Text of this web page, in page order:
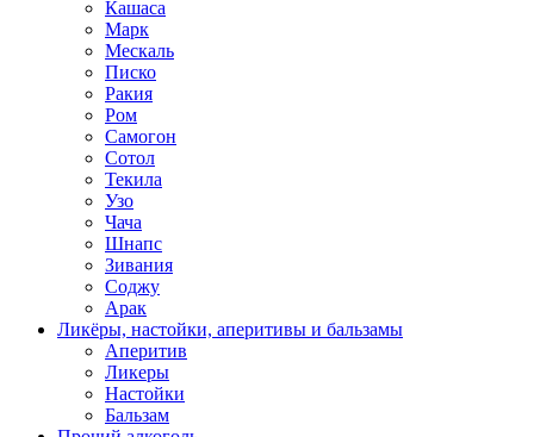
Кашаса
Марк
Мескаль
Писко
Ракия
Ром
Самогон
Сотол
Текила
Узо
Чача
Шнапс
Зивания
Соджу
Арак
Ликёры, настойки, аперитивы и бальзамы
Аперитив
Ликеры
Настойки
Бальзам